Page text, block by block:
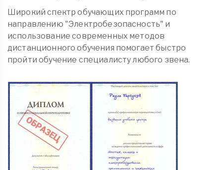
Широкий спектр обучающих программ по
направлению "Электробезопасность" и
использование современных методов
дистанционного обучения помогает быстро
пройти обучение специалисту любого звена.